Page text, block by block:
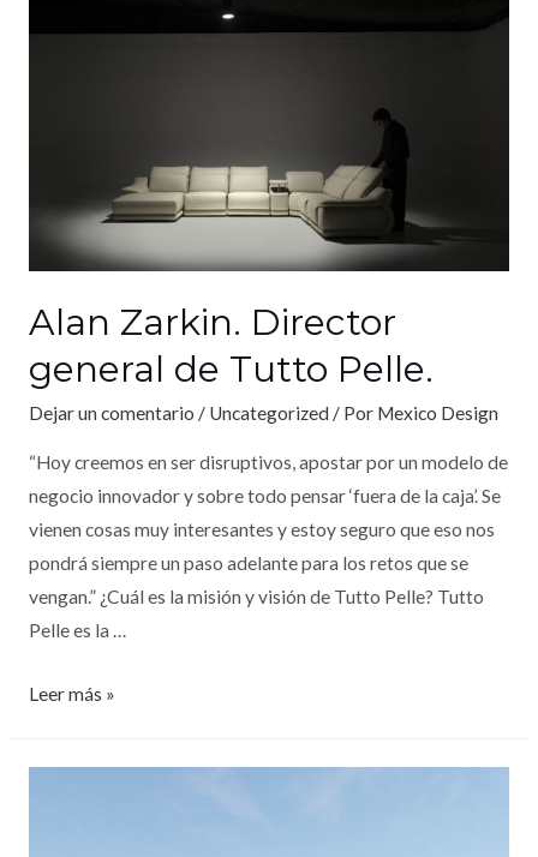
Alan Zarkin. Director
general de Tutto Pelle.
Dejar un comentario / Uncategorized / Por Mexico Design
“Hoy creemos en ser disruptivos, apostar por un modelo de
negocio innovador y sobre todo pensar ‘fuera de la caja’. Se
vienen cosas muy interesantes y estoy seguro que eso nos
pondrá siempre un paso adelante para los retos que se
vengan.” ¿Cuál es la misión y visión de Tutto Pelle? Tutto
Pelle es la …
Leer más »